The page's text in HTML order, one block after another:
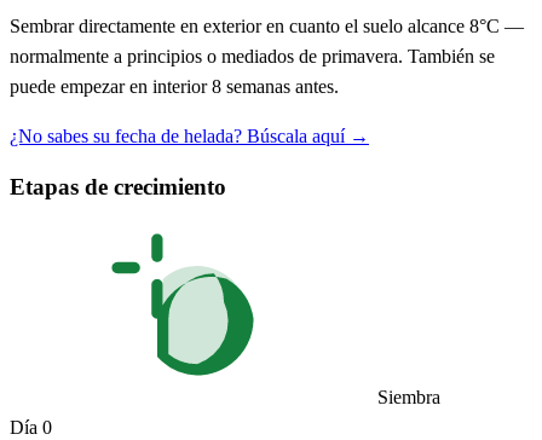
Sembrar directamente en exterior en cuanto el suelo alcance 8°C —
normalmente a principios o mediados de primavera. También se
puede empezar en interior 8 semanas antes.
¿No sabes su fecha de helada? Búscala aquí →
Etapas de crecimiento
Siembra
Día 0